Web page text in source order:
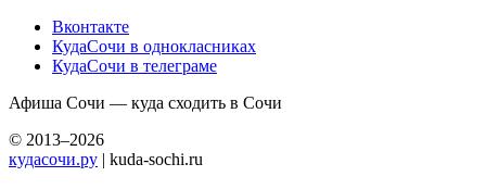
Вконтакте
КудаСочи в однокласниках
КудаСочи в телеграме
Афиша Сочи — куда сходить в Сочи
© 2013–2026
кудасочи.ру | kuda-sochi.ru